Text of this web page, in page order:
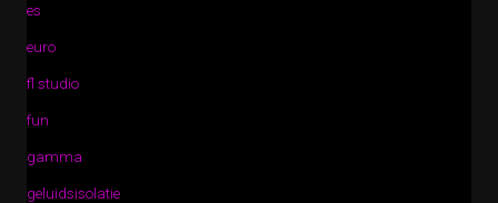
es
euro
fl studio
fun
gamma
geluidsisolatie